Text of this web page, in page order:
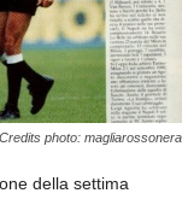
Credits photo: magliarossonera
della settima